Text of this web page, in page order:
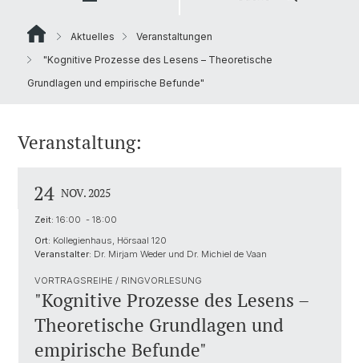
Aktuelles
Veranstaltungen
"Kognitive Prozesse des Lesens – Theoretische
Grundlagen und empirische Befunde"
Veranstaltung:
24 NOV. 2025
Zeit: 16:00 - 18:00
Ort: Kollegienhaus, Hörsaal 120
Veranstalter: Dr. Mirjam Weder und Dr. Michiel de Vaan
VORTRAGSREIHE / RINGVORLESUNG
"Kognitive Prozesse des Lesens –
Theoretische Grundlagen und
empirische Befunde"